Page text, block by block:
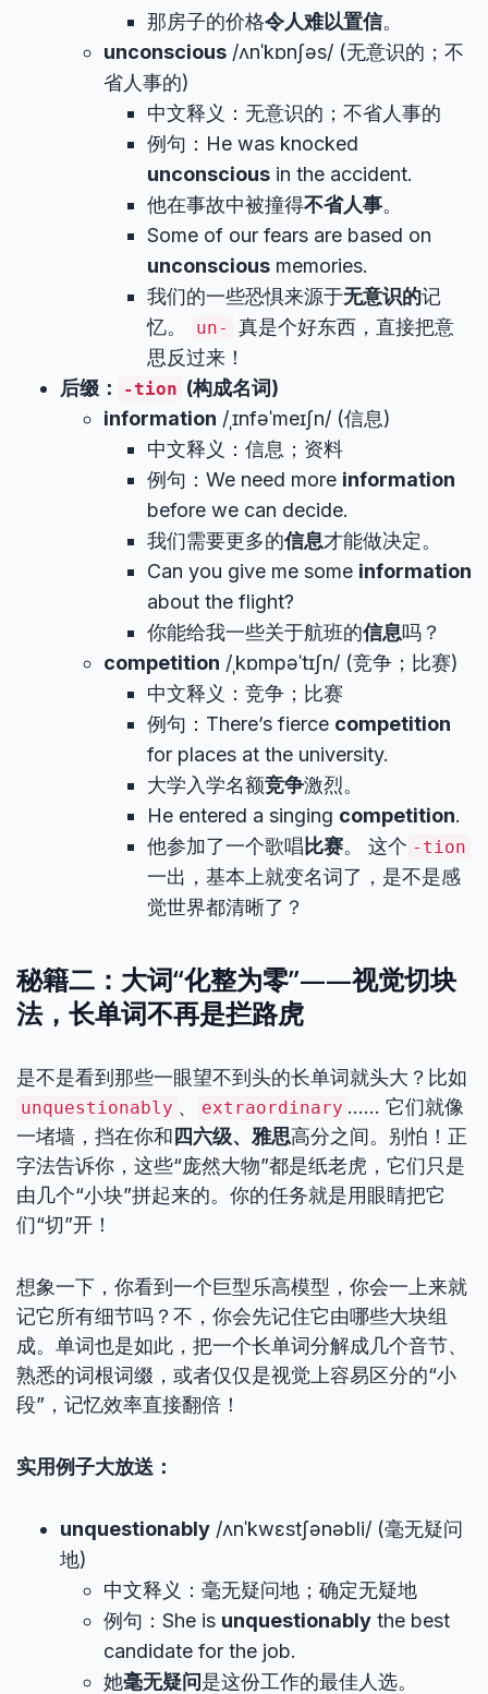
那房子的价格令人难以置信。
unconscious /ʌnˈkɒnʃəs/ (无意识的；不
省人事的)
中文释义：无意识的；不省人事的
例句：He was knocked
unconscious in the accident.
他在事故中被撞得不省人事。
Some of our fears are based on
unconscious memories.
我们的一些恐惧来源于无意识的记
忆。
un-
真是个好东西，直接把意
思反过来！
后缀：
-tion (构成名词)
information /ˌɪnfəˈmeɪʃn/ (信息)
中文释义：信息；资料
例句：We need more information
before we can decide.
我们需要更多的信息才能做决定。
Can you give me some information
about the flight?
你能给我一些关于航班的信息吗？
competition /ˌkɒmpəˈtɪʃn/ (竞争；比赛)
中文释义：竞争；比赛
例句：There’s fierce competition
for places at the university.
大学入学名额竞争激烈。
He entered a singing competition.
他参加了一个歌唱比赛。 这个 -tion
一出，基本上就变名词了，是不是感
觉世界都清晰了？
秘籍二：大词“化整为零”——视觉切块
法，长单词不再是拦路虎
是不是看到那些一眼望不到头的长单词就头大？比如
unquestionably 、 extraordinary …… 它们就像
一堵墙，挡在你和 四六级、雅思高分之间。别怕！正
字法告诉你，这些“庞然大物”都是纸老虎，它们只是
由几个“小块”拼起来的。你的任务就是用眼睛把它
们“切”开！
想象一下，你看到一个巨型乐高模型，你会一上来就
记它所有细节吗？不，你会先记住它由哪些大块组
成。单词也是如此，把一个长单词分解成几个音节、
熟悉的词根词缀，或者仅仅是视觉上容易区分的“小
段”，记忆效率直接翻倍！
实用例子大放送：
unquestionably /ʌnˈkwɛstʃənəbli/ (毫无疑问
地)
中文释义：毫无疑问地；确定无疑地
例句：She is unquestionably the best
candidate for the job.
她毫无疑问是这份工作的最佳人选。